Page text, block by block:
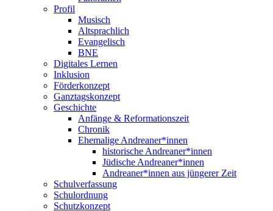
Profil
Musisch
Altsprachlich
Evangelisch
BNE
Digitales Lernen
Inklusion
Förderkonzept
Ganztagskonzept
Geschichte
Anfänge & Reformationszeit
Chronik
Ehemalige Andreaner*innen
historische Andreaner*innen
Jüdische Andreaner*innen
Andreaner*innen aus jüngerer Zeit
Schulverfassung
Schulordnung
Schutzkonzept